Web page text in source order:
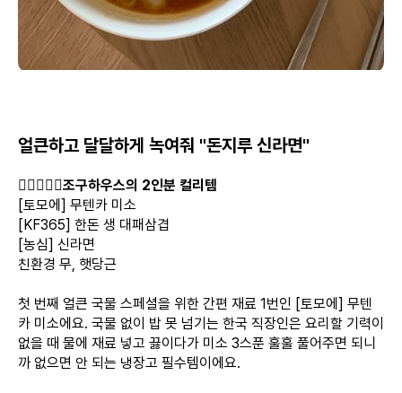
얼큰하고 달달하게 녹여줘 "돈지루 신라면"
👩🏻‍❤️‍👨🏻조구하우스의 2인분 컬리템
[토모에] 무텐카 미소
[KF365] 한돈 생 대패삼겹
[농심] 신라면
친환경 무, 햇당근
첫 번째 얼큰 국물 스페셜을 위한 간편 재료 1번인 [토모에] 무텐
카 미소에요. 국물 없이 밥 못 넘기는 한국 직장인은 요리할 기력이
없을 때 물에 재료 넣고 끓이다가 미소 3스푼 훌훌 풀어주면 되니
까 없으면 안 되는 냉장고 필수템이에요.